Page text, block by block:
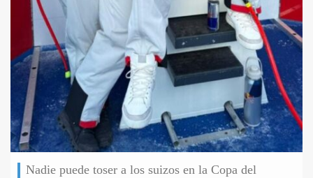
Nadie puede toser a los suizos en la Copa del